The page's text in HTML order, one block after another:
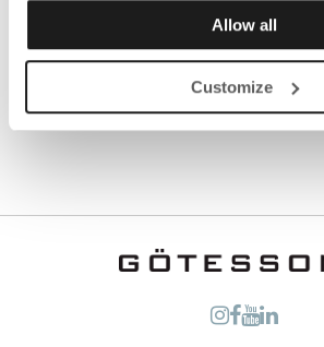
Allow all
Customize